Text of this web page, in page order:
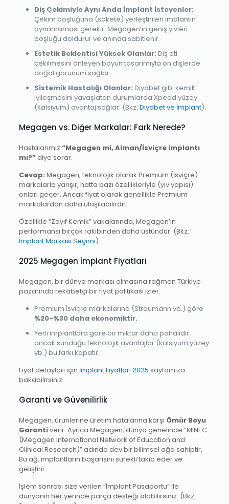
Diş Çekimiyle Aynı Anda İmplant İsteyenler:
Çekim boşluğuna (sokete) yerleştirilen implantın
oynamaması gerekir. Megagen’in geniş yivleri
boşluğu doldurur ve anında sabitlenir.
Estetik Beklentisi Yüksek Olanlar: Diş eti
çekilmesini önleyen boyun tasarımıyla ön dişlerde
doğal görünüm sağlar.
Sistemik Hastalığı Olanlar: Diyabet gibi kemik
iyileşmesini yavaşlatan durumlarda Xpeed yüzey
(kalsiyum) avantaj sağlar. (Bkz: Diyabet ve İmplant).
Megagen vs. Diğer Markalar: Fark Nerede?
Hastalarımız “Megagen mi, Alman/İsviçre implantı
mı?”diye sorar.
Cevap: Megagen, teknolojik olarak Premium (İsviçre)
markalarla yarışır, hatta bazı özellikleriyle (yiv yapısı)
onları geçer. Ancak fiyat olarak genellikle Premium
markalardan daha ulaşılabilirdir.
Özellikle “Zayıf Kemik” vakalarında, Megagen’in
performansı birçok rakibinden daha üstündür. (Bkz:
İmplant Markası Seçimi).
2025 Megagen İmplant Fiyatları
Megagen, bir dünya markası olmasına rağmen Türkiye
pazarında rekabetçi bir fiyat politikası izler.
Premium İsviçre markalarına (Straumann vb.) göre
%20-%30 daha ekonomiktir.
Yerli implantlara göre bir miktar daha pahalıdır
ancak sunduğu teknolojik avantajlar (kalsiyum yüzey
vb.) bu farkı kapatır.
Fiyat detayları için İmplant Fiyatları 2025 sayfamıza
bakabilirsiniz.
Garanti ve Güvenilirlik
Megagen, ürünlerine üretim hatalarına karşı Ömür Boyu
Garantiverir. Ayrıca Megagen, dünya genelinde “MINEC
(Megagen International Network of Education and
Clinical Research)” adında dev bir bilimsel ağa sahiptir.
Bu ağ, implantların başarısını sürekli takip eder ve
geliştirir.
İşlem sonrası size verilen “İmplant Pasaportu” ile
dünyanın her yerinde parça desteği alabilirsiniz. (Bkz: